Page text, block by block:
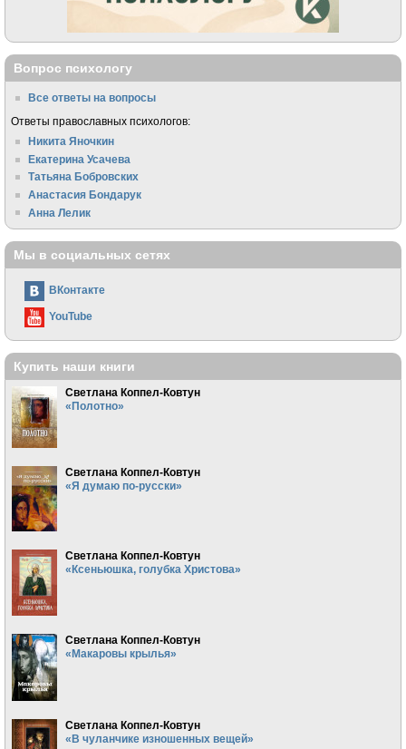
Вопрос психологу
Все ответы на вопросы
Ответы православных психологов:
Никита Яночкин
Екатерина Усачева
Татьяна Бобровских
Анастасия Бондарук
Анна Лелик
Мы в социальных сетях
ВКонтакте
YouTube
Купить наши книги
Светлана Коппел-Ковтун
«Полотно»
Светлана Коппел-Ковтун
«Я думаю по-русски»
Светлана Коппел-Ковтун
«Ксеньюшка, голубка Христова»
Светлана Коппел-Ковтун
«Макаровы крылья»
Светлана Коппел-Ковтун
«В чуланчике изношенных вещей»